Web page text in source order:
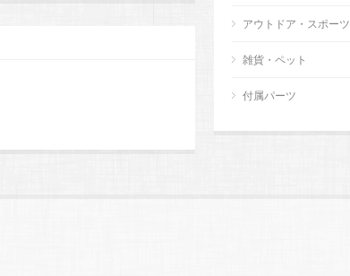
アウトドア・スポーツ
雑貨・ペット
付属パーツ